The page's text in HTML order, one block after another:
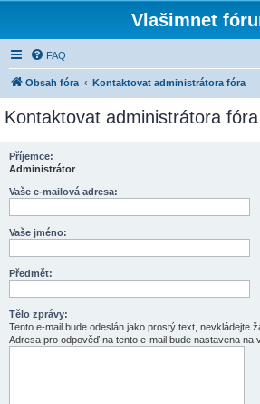
Vlašimnet
FAQ
Obsah fóra Kontaktovat administrátora fóra
Kontaktovat administrátora fóra
Příjemce:
Administrátor
Vaše e-mailová adresa:
Vaše jméno:
Předmět:
Tělo zprávy:
Tento e-mail bude odeslán jako prostý text, nevkládejte
Adresa pro odpověď na tento e-mail bude nastavena na